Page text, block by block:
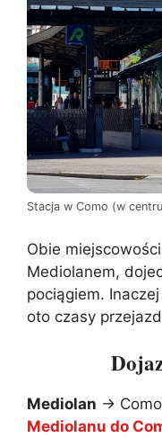
Stacja w Como (w
Obie
Mediolanem,
pociągiem.
oto czasy
Mediolan →
Mediolanu do